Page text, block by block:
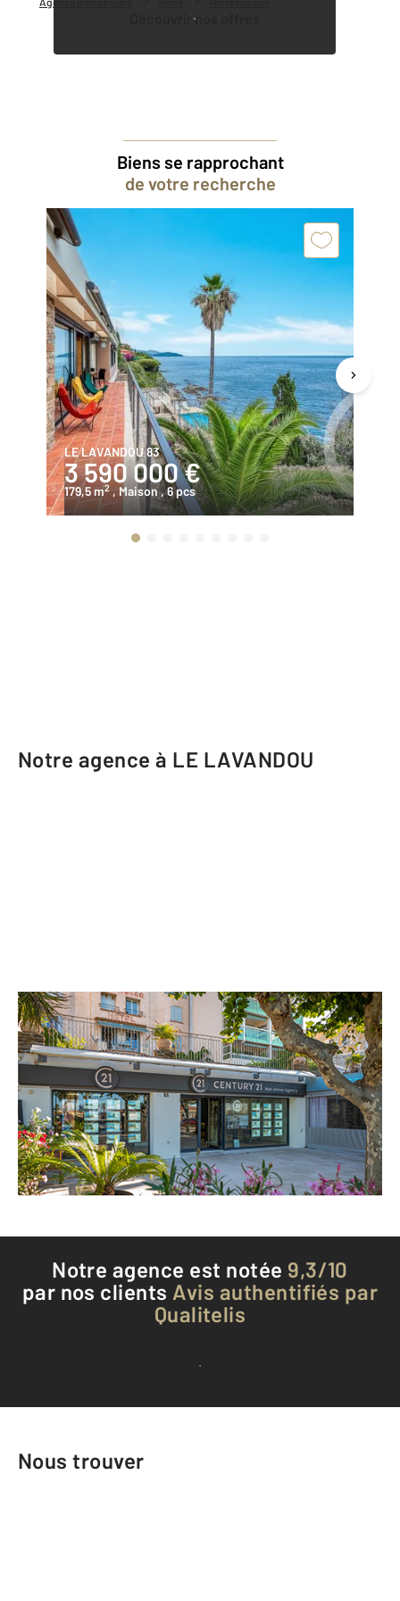
Découvrir nos offres
Biens se rapprochant
de votre recherche
LE LAVANDOU 83
3 590 000 €
179,5 m2 , Maison, 6 pcs
Notre agence à LE LAVANDOU
CENTURY 21 Net-Immo Agency
229 Quai Gabriel Péri
LE LAVANDOU - 83980
Envoyer un message
Téléphoner à l'agence
Notre agence est notée 9,3/10
par nos clients Avis authentifiés par
Qualitelis
Voir tous les avis clients
Nous trouver